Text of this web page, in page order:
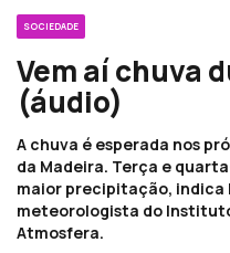
SOCIEDADE
Vem aí chuva
(áudio)
A chuva é esperada nos
da Madeira. Terça e
maior precipitação, indica
meteorologista do
Atmosfera.